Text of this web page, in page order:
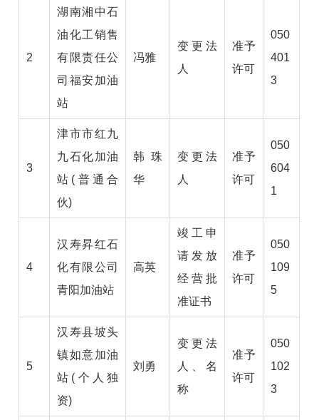
2
湖南湘中石
油化工销售
有限责任公
司福安加油
站
冯雅
变更法
人
准予
许可
050
401
3
3
津市市红九
九石化加油
站(普通合
伙)
韩珠
华
变更法
人
准予
许可
050
604
1
4
汉寿昇红石
化有限公司
青阳加油站
高英
竣工申
请发放
经营批
准证书
准予
许可
050
109
5
5
汉寿县坡头
镇如意加油
站(个人独
资)
刘勇
变更法
人、名
称
准予
许可
050
102
3